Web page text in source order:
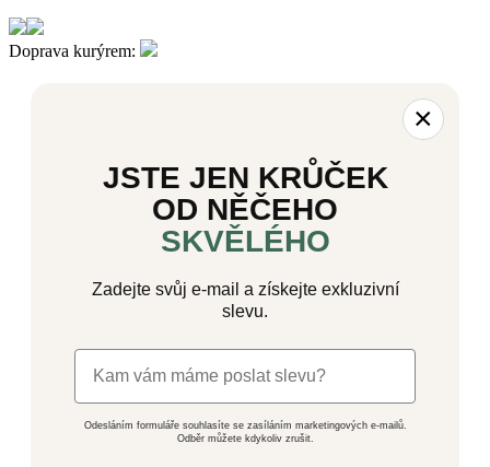
Doprava kurýrem:
×
JSTE JEN KRŮČEK
OD NĚČEHO
SKVĚLÉHO
Zadejte svůj e-mail a získejte exkluzivní
slevu.
Odesláním formuláře souhlasíte se zasíláním marketingových e-mailů.
Odběr můžete kdykoliv zrušit.